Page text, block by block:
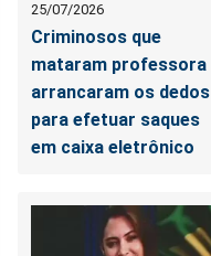
25/07/2026
Criminosos que
mataram professora
arrancaram os dedos
para efetuar saques
em caixa eletrônico